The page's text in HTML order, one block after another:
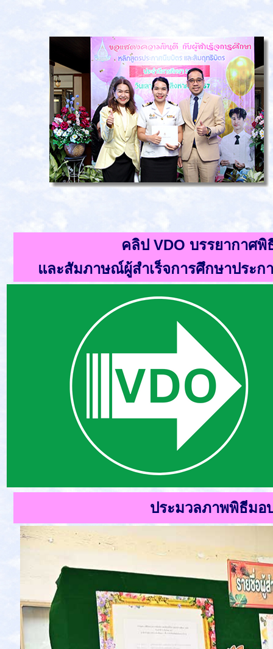
คลิป VDO บรรยากาศ
และสัมภาษณ์ผู้สำเร็จการศึกษาประ
ประมวลภาพพิธีมอ